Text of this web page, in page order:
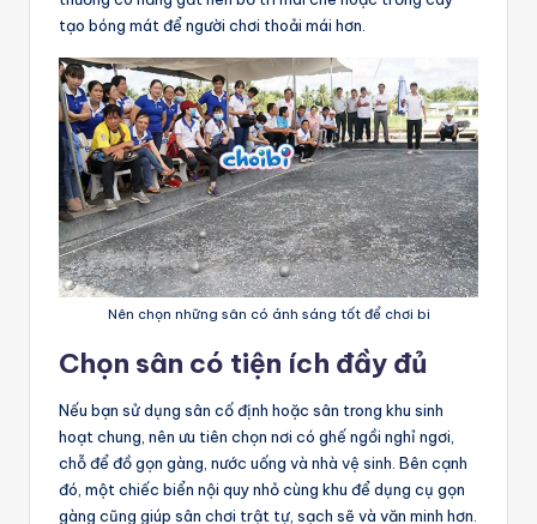
tạo bóng mát để người chơi thoải mái hơn.
Nên chọn những sân có ánh sáng tốt để chơi bi
Chọn sân có tiện ích đầy đủ
Nếu bạn sử dụng sân cố định hoặc sân trong khu sinh
hoạt chung, nên ưu tiên chọn nơi có ghế ngồi nghỉ ngơi,
chỗ để đồ gọn gàng, nước uống và nhà vệ sinh. Bên cạnh
đó, một chiếc biển nội quy nhỏ cùng khu để dụng cụ gọn
gàng cũng giúp sân chơi trật tự, sạch sẽ và văn minh hơn.